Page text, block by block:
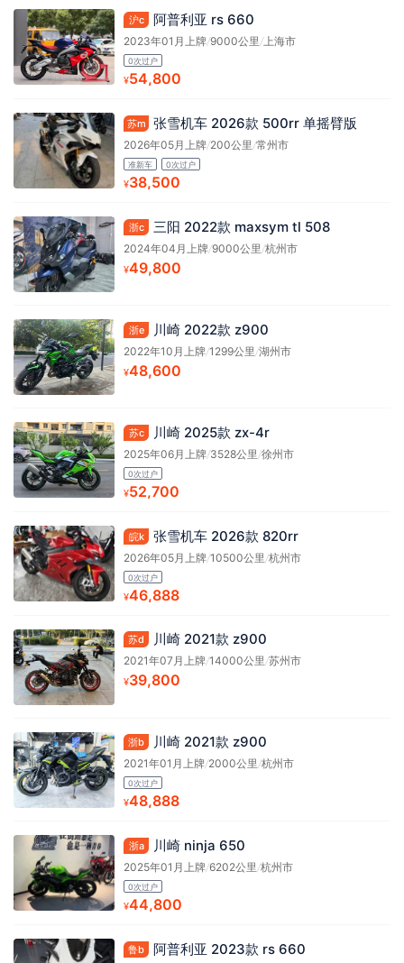
沪c 阿普利亚 rs 660
2023年01月上牌/9000公里 /上海市
0次过户
¥54,800
苏m 张雪机车 2026款 500rr 单摇臂版
2026年05月上牌/200公里 /常州市
准新车 0次过户
¥38,500
浙c 三阳 2022款 maxsym tl 508
2024年04月上牌/9000公里 /杭州市
¥49,800
浙e 川崎 2022款 z900
2022年10月上牌/1299公里 /湖州市
¥48,600
苏c 川崎 2025款 zx-4r
2025年06月上牌/3528公里 /徐州市
0次过户
¥52,700
皖k 张雪机车 2026款 820rr
2026年05月上牌/10500公里 /杭州市
0次过户
¥46,888
苏d 川崎 2021款 z900
2021年07月上牌/14000公里/苏州市
¥39,800
浙b 川崎 2021款 z900
2021年01月上牌/2000公里/杭州市
0次过户
¥48,888
浙a 川崎 ninja 650
2025年01月上牌/6202公里/杭州市
0次过户
¥44,800
鲁b 阿普利亚 2023款 rs 660